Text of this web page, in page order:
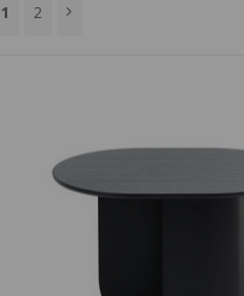
1 2